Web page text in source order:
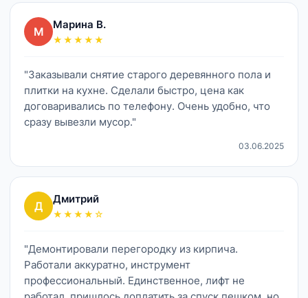
М Марина В.
★★★★★
"Заказывали снятие старого деревянного пола и
плитки на кухне. Сделали быстро, цена как
договаривались по телефону. Очень удобно, что
сразу вывезли мусор."
03.06.2025
Д Дмитрий
★★★★☆
"Демонтировали перегородку из кирпича.
Работали аккуратно, инструмент
профессиональный. Единственное, лифт не